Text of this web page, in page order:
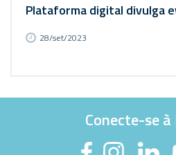
Plataforma digital divulga
28/set/2023
Conecte-se à